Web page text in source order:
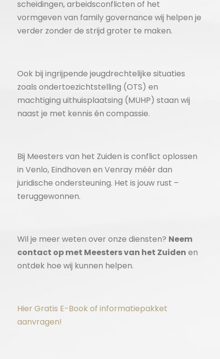
scheidingen, arbeidsconflicten of het
vormgeven van family governance wij helpen je
verder zonder de strijd groter te maken.
Ook bij ingrijpende jeugdrechtelijke situaties
zoals ondertoezichtstelling (OTS) en
machtiging uithuisplaatsing (MUHP) staan wij
naast je met kennis én compassie.
Bij Meesters van het Zuiden is conflict oplossen
in Venlo, Eindhoven en Venray méér dan
juridische ondersteuning. Het is jouw rust –
teruggewonnen.
Wil je meer weten over onze diensten? Neem
contact op met Meesters van het Zuiden en
ontdek hoe wij kunnen helpen.
Hier Gratis E-Book of informatiepakket
aanvragen!